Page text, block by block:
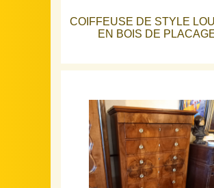
COIFFEUSE DE STYLE
EN BOIS DE